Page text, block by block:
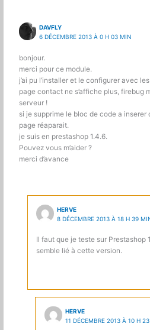
DAVFLY
6 DÉCEMBRE 2013 À 0 H 03 MIN
bonjour.
merci pour ce module.
j’ai pu l’installer et le configurer avec
page contact ne s’affiche plus, firebug
serveur !
si je supprime le bloc de code a
page réaparait.
je suis en prestashop 1.4.6.
Pouvez vous m’aider ?
merci d’avance
HERVE
8 DÉCEMBRE 2013 À 18 H 39
Il faut que je teste sur Prestashop
semble lié à cette version.
HERVE
11 DÉCEMBRE 2013 À 10 H